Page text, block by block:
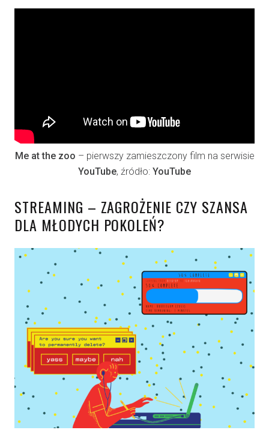
Me at the zoo – pierwszy zamieszczony film na serwisie
YouTube, źródło: YouTube
STREAMING – ZAGROŻENIE CZY SZANSA
DLA MŁODYCH POKOLEŃ?